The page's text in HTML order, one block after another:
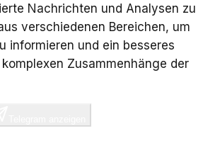
Nachrichten und Analysen zu
verschiedenen Bereichen, um
informieren und ein besseres
Zusammenhänge der